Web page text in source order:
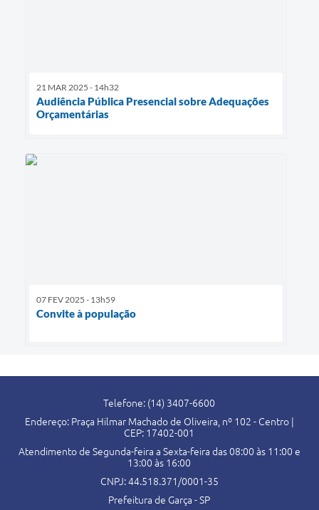
21 MAR 2025 - 14h32
Audiência Pública Presencial sobre Adequações
Orçamentárias
07 FEV 2025 - 13h59
Convite à população
Telefone: (14) 3407-6600
Endereço: Praça Hilmar Machado de Oliveira, nº 102 - Centro |
CEP: 17402-001
Atendimento de Segunda-feira a Sexta-feira das 08:00 às 11:00 e
13:00 às 16:00
CNPJ: 44.518.371/0001-35
Prefeitura de Garça - SP